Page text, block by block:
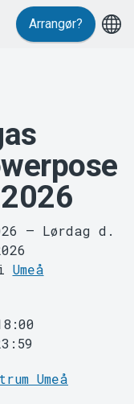
Arrangør?
– Lørdag d.
Umeå
Umeå